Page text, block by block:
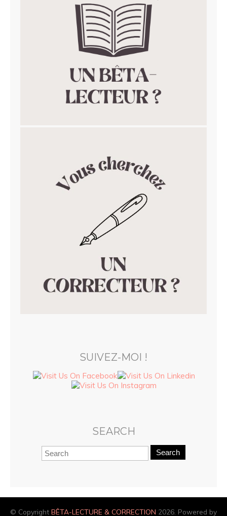
SUIVEZ-MOI !
SEARCH
Search
© Copyright BÊTA-LECTURE & CORRECTION 2026. Powered by